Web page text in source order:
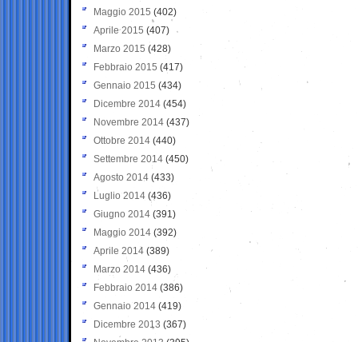
Maggio 2015 (402)
Aprile 2015 (407)
Marzo 2015 (428)
Febbraio 2015 (417)
Gennaio 2015 (434)
Dicembre 2014 (454)
Novembre 2014 (437)
Ottobre 2014 (440)
Settembre 2014 (450)
Agosto 2014 (433)
Luglio 2014 (436)
Giugno 2014 (391)
Maggio 2014 (392)
Aprile 2014 (389)
Marzo 2014 (436)
Febbraio 2014 (386)
Gennaio 2014 (419)
Dicembre 2013 (367)